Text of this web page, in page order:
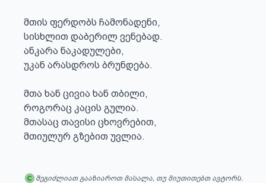
მთის ფერდობს ჩამონადენი,
სისხლით დაბერილ ვენებად.
ანკარა ნაკადულები,
უკან არასდროს ბრუნდება.
მთა ხან ცივია ხან თბილი,
როგორაც კაცის გულია.
მთასაც თავისი ცხოვრებით,
მთიულურ გზებით უვლია.
შეგიძლიათ გააზიაროთ მასალა, თუ მიუთითებთ ავტორს.